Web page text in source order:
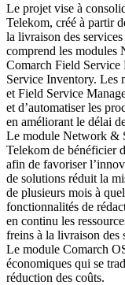
Le projet vise à
Telekom, créé à partir
la livraison des
comprend les modules
Comarch Field
Service Inventory. Les
et Field Service
et d’automatiser les
en améliorant le délai
Le module Network &
Telekom de bénéficier
afin de favoriser
de solutions réduit la
de plusieurs mois à
fonctionnalités de
en continu les
freins à la livraison des
Le module Comarch
économiques qui se
réduction des coûts.